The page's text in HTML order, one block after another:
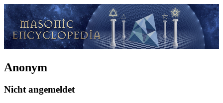
Anonym
Nicht angemeldet